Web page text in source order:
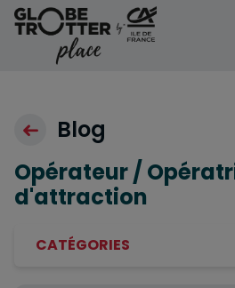
Aller au contenu
Blog
Opérateur /
d'attraction
CATÉGORIES